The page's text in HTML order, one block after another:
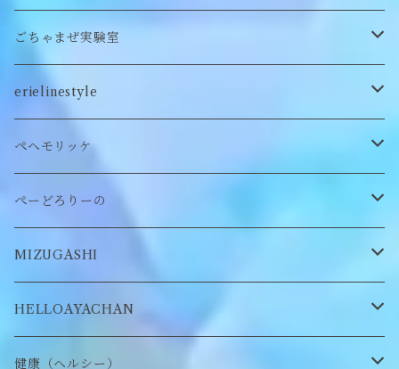
クッション
ぬいぐるみマフラー
ステッカー
ぬいぐるみヘアピン
缶バッヂ
ロンT
ステッカー・シール
チャーム
キーホルダー
トレーナー
ロンT
CAP
other
Tシャツ
ごちゃまぜ実験室
バッグ
アクセサリー
雑貨
erielinestyle
ピアス/イヤリング
ネックレス
マスクチェーン
ペヘモリッケ
帽子
キーホルダー
ブローチ
ぺーどろりーの
靴下
スタイ
MIZUGASHI
帽子
アクセサリー
HELLOAYACHAN
ピアス/イヤリング
健康（ヘルシー）